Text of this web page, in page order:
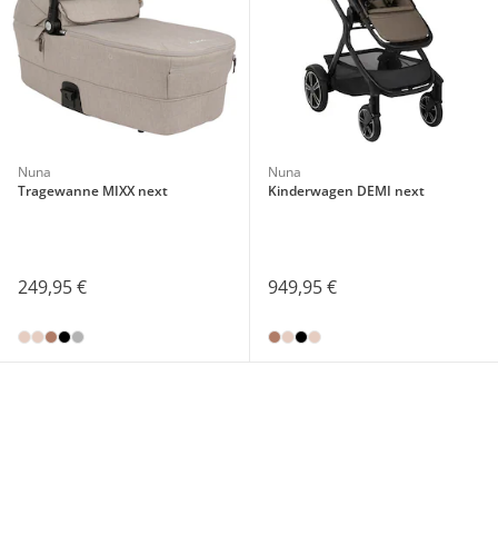
Nuna
Tragewanne MIXX next
249,95 €
Nuna
Kinderwagen DEMI next
949,95 €